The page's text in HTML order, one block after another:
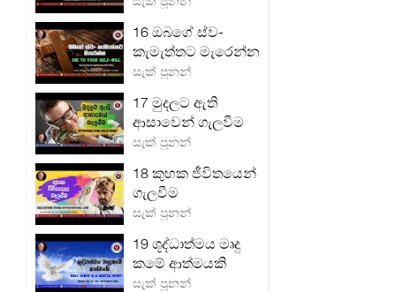
16 ඔබගේ ස්ව-
කැමැත්තට මැරෙන්න
සැක් පූනන්
17 මුදලට ඇති
ආසාවෙන් ගැලවීම
සැක් පූනන්
18 කුහක ජීවිතයෙන්
ගැලවීම
සැක් පූනන්
19 ශූද්ධාත්මය මෘදු
කමේ ආත්මයකි
සැක් පූනන්